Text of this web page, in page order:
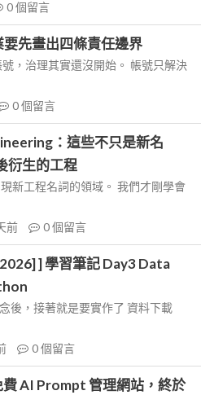
0個留言
先畫出四條責任邊界
，治理其實還沒開始。 帳號只解決
0個留言
：這些不只是新名
衍生的工程
新工程名詞的領域。 我們才剛學會
前 0個留言
] 學習筆記 Day3 Data
後，接著就是要實作了 資料下載
0個留言
費 AI Prompt 管理網站，終於